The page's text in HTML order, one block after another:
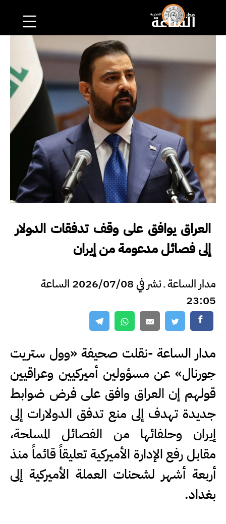
العراق يوافق على وقف تدفقات الدولار
إلى فصائل مدعومة من إيران
مدار الساعة ـ نشر في 2026/07/08 الساعة
23:05
مدار الساعة -نقلت صحيفة «وول ستريت
جورنال» عن مسؤولين أميركيين وعراقيين
قولهم إن العراق وافق على فرض ضوابط
جديدة تهدف إلى منع تدفق الدولارات إلى
إيران وحلفائها من الفصائل المسلحة،
مقابل رفع الإدارة الأميركية تعليقاً قائماً منذ
أربعة أشهر لشحنات العملة الأميركية إلى
بغداد.